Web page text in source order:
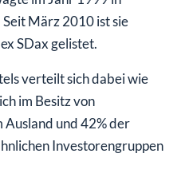
der Amadeus FiRe
März 2010 ist sie
SDax gelistet.
verteilt sich dabei wie
im Besitz von
und 42% der
Investorengruppen